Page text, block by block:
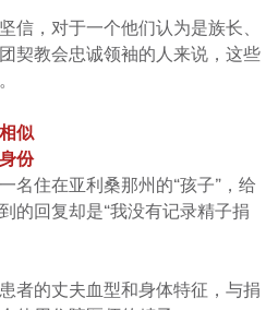
信，对于一个他们认为是族长、
契教会忠诚领袖的人来说，这些
似
份
名住在亚利桑那州的“孩子”，给
的回复却是“我没有记录精子捐
者的丈夫血型和身体特征，与捐